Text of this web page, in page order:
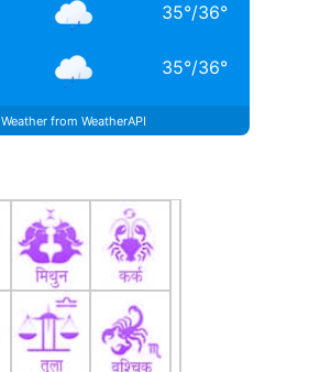
35°/36°
35°/36°
Weather from WeatherAPI